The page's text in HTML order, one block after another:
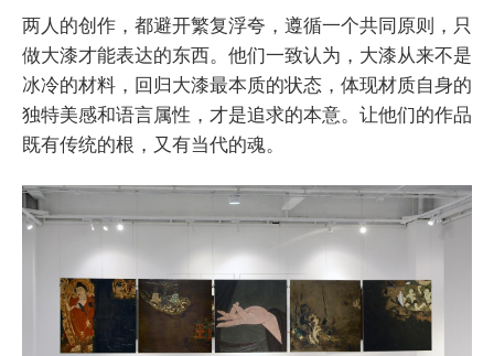
两人的创作，都避开繁复浮夸，遵循一个共同原则，只
做大漆才能表达的东西。他们一致认为，大漆从来不是
冰冷的材料，回归大漆最本质的状态，体现材质自身的
独特美感和语言属性，才是追求的本意。让他们的作品
既有传统的根，又有当代的魂。